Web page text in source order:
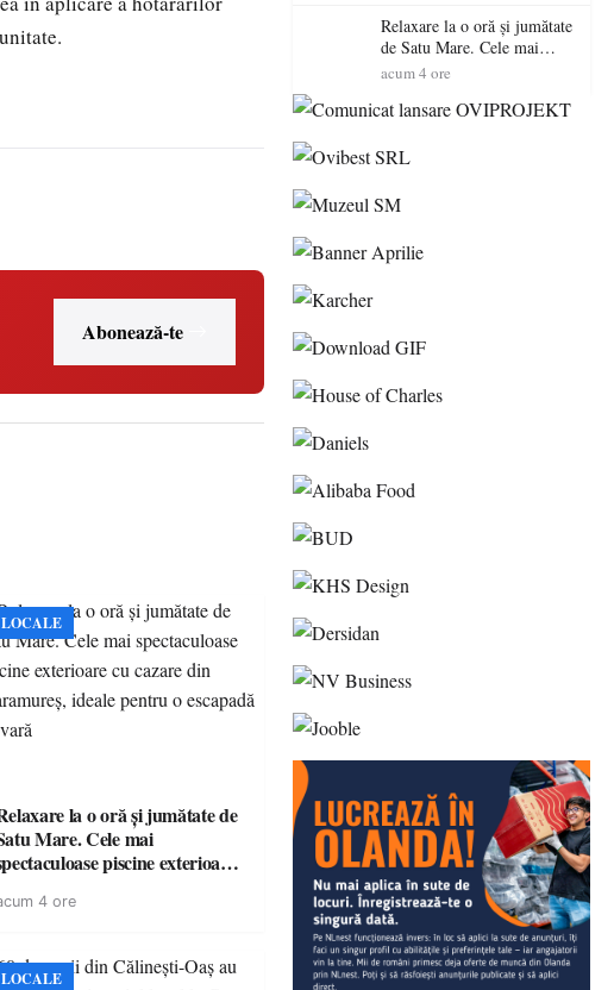
Abonează-te
LOCALE
la o oră și jumătate de
Mare. Cele mai
piscine exterioare
o escapadă de vară
4 ore
LOCALE
Relaxare la o oră și jumătate
de Satu Mare. Cele mai
spectaculoase piscine
Maramureș, ideale pentru o
acum 4 ore